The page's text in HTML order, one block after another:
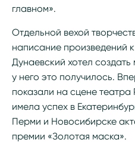
главном».
Отдельной вехой
написание произведений
Дунаевский хотел
у него это получилось.
показали на сцене
имела успех в
Перми и Новосибирске
премии «Золотая маска».